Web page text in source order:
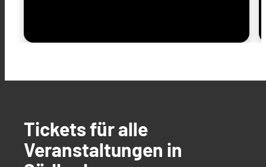
Tickets für alle
Veranstaltungen in